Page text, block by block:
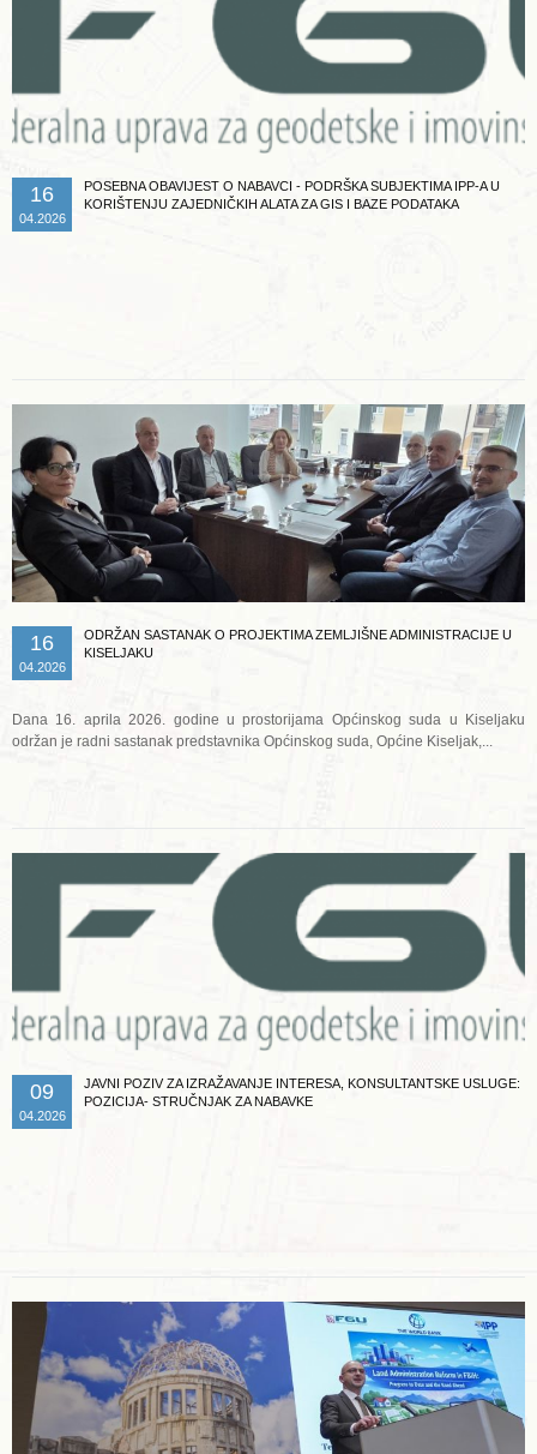
16
04.2026
POSEBNA OBAVIJEST O NABAVCI - PODRŠKA SUBJEKTIMA IPP-A U
KORIŠTENJU ZAJEDNIČKIH ALATA ZA GIS I BAZE PODATAKA
16
04.2026
ODRŽAN SASTANAK O PROJEKTIMA ZEMLJIŠNE ADMINISTRACIJE U
KISELJAKU
Dana 16. aprila 2026. godine u prostorijama Općinskog suda u Kiseljaku
održan je radni sastanak predstavnika Općinskog suda, Općine Kiseljak,...
09
04.2026
JAVNI POZIV ZA IZRAŽAVANJE INTERESA, KONSULTANTSKE USLUGE:
POZICIJA- STRUČNJAK ZA NABAVKE